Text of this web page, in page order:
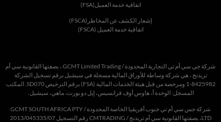
اتفاقية خدمة العميل(FSA)
إشعار الكشف عن المخاطر(FSCA)
اتفاقية خدمة العميل (FSCA)
شركة جي سي أم تي التجارية المحدودة/
GCMT Limited Trading ، بصفتها القانونية سي أم
تريدنج ، هي شركة وساطة للأوراق المالية مسجلة في سيشيل برقم تسجيل الشركة
8425982-1 ومرخصة من قبل هيئة الخدمات المالية (
FSA) برقم الترخيصSD070. المكتب
المسجل: الوحدة أ، هاوس أوف فرانسيس، إيل دو بورت، ماهي، سيشيل.
شركة جس سي أم تي جنوب أفريقيا الخاصة المحدودة / GCMT SOUTH AFRICA PTY
LTD ، بصفتها القانونية سي أمتريدنج/
CMTRADING
رقم التسجيل 2013/045335/07